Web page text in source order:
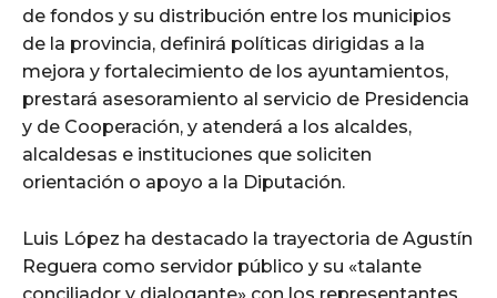
de fondos y su distribución entre los municipios
de la provincia, definirá políticas dirigidas a la
mejora y fortalecimiento de los ayuntamientos,
prestará asesoramiento al servicio de Presidencia
y de Cooperación, y atenderá a los alcaldes,
alcaldesas e instituciones que soliciten
orientación o apoyo a la Diputación.
Luis López ha destacado la trayectoria de Agustín
Reguera como servidor público y su «talante